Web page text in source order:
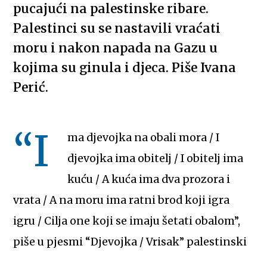
pucajući na palestinske ribare.
Palestinci su se nastavili vraćati
moru i nakon napada na Gazu u
kojima su ginula i djeca. Piše Ivana
Perić.
“I
ma djevojka na obali mora / I
djevojka ima obitelj / I obitelj ima
kuću / A kuća ima dva prozora i
vrata / A na moru ima ratni brod koji igra
igru / Cilja one koji se imaju šetati obalom”,
piše u pjesmi “Djevojka / Vrisak” palestinski